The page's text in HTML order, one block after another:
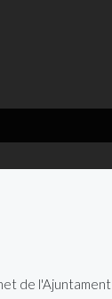
de l'Ajuntament